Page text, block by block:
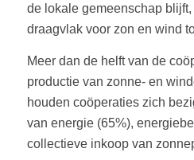
de lokale gemeenschap
draagvlak voor zon en wind
Meer dan de helft van de
productie van zonne- en
houden coöperaties zich
van energie (65%),
collectieve inkoop van